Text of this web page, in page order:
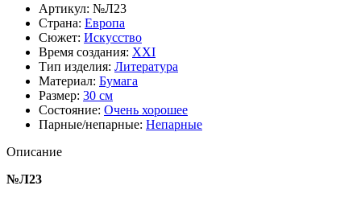
Артикул: №Л23
Страна: Европа
Сюжет: Искусство
Время создания: XXI
Тип изделия: Литература
Материал: Бумага
Размер: 30 см
Состояние: Очень хорошее
Парные/непарные: Непарные
Описание
№Л23